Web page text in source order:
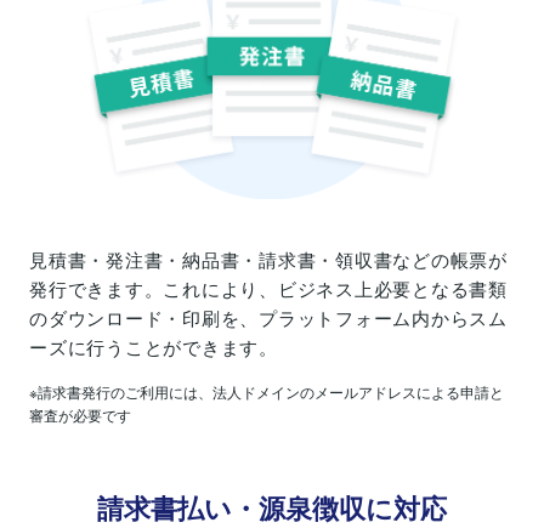
見積書・発注書・納品書・請求書・領収書などの帳票が
発行できます。これにより、ビジネス上必要となる書類
のダウンロード・印刷を、プラットフォーム内からスム
ーズに行うことができます。
※請求書発行のご利用には、法人ドメインのメールアドレスによる申請と
審査が必要です
請求書払い・源泉徴収に対応